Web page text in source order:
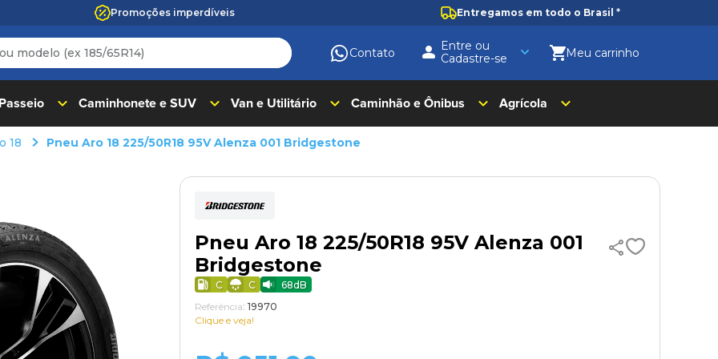
Promoções imperdíveis Entregamos em todo o Brasil *
(ex 185/65R14)
Contato
Entre ou
Cadastre-se
Caminhonete e SUV Van e Utilitário Caminhão e Ônibus Agrícola
18 Pneu Aro 18 225/50R18 95V Alenza 001 Bridgestone
Pneu Aro 18 225/50R18 95V Alenza 001
Bridgestone
C C 68dB
Referência: 19970
Clique e veja!